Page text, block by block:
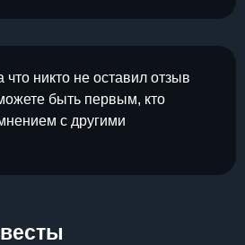
никто не оставил отзыв
быть первым, кто
с другими